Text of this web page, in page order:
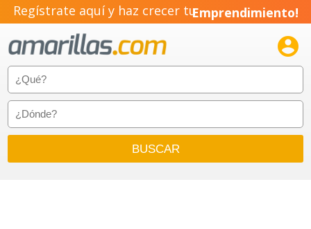
Regístrate aquí y haz crecer tuEmprendimiento!
